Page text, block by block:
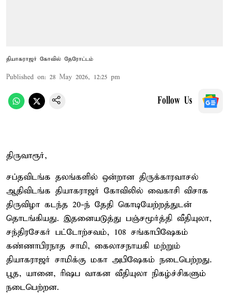
தியாகராஜர் கோவில் தேரோட்டம்
Published on: 28 May 2026, 12:25 pm
Follow Us
திருவாரூர்,
சப்தவிடங்க தலங்களில் ஒன்றான திருக்காரவாசல்
ஆதிவிடங்க தியாகராஜர் கோவிலில் வைகாசி விசாக
திருவிழா கடந்த 20-ந் தேதி கொடியேற்றத்துடன்
தொடங்கியது. இதனையடுத்து பஞ்சமூர்த்தி வீதியுலா,
சந்திரசேகர் பட்டோற்சவம், 108 சங்காபிஷேகம்
கண்ணாபிரநாத சாமி, கைலாசநாயகி மற்றும்
தியாகராஜர் சாமிக்கு மகா அபிஷேகம் நடைபெற்றது.
பூத, யானை, ரிஷப வாகன வீதியுலா நிகழ்ச்சிகளும்
நடைபெற்றன.